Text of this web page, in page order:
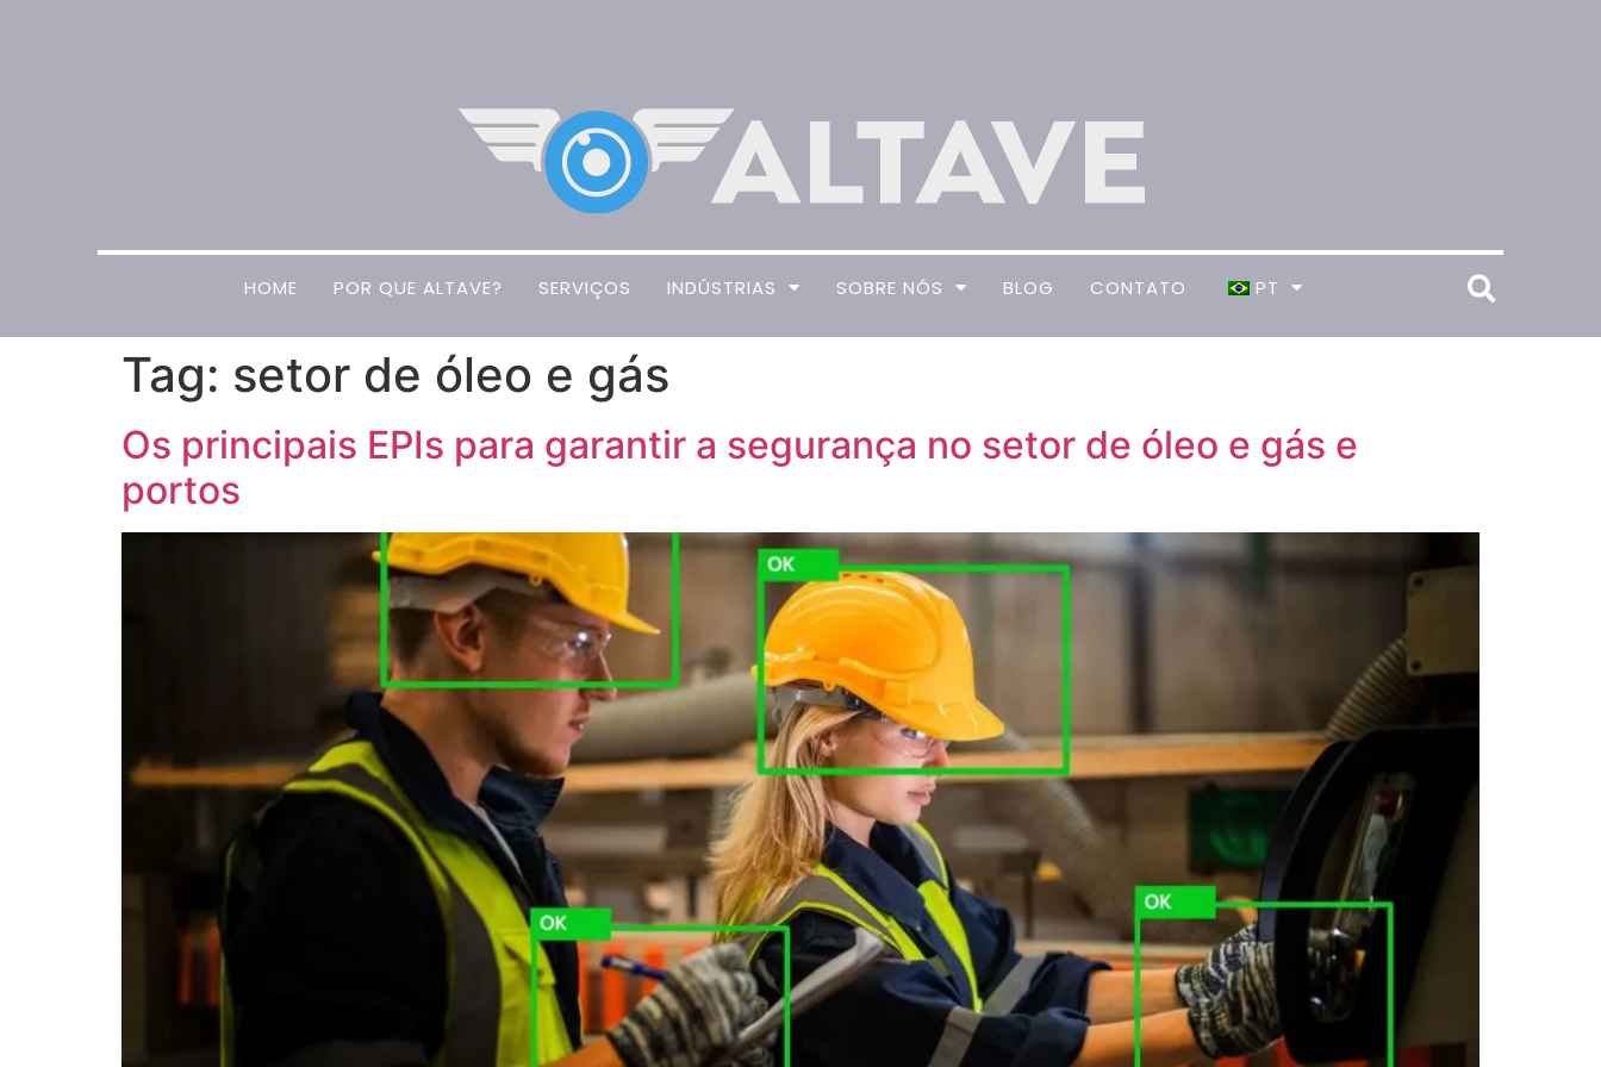
HOME POR QUE ALTAVE? SERVIÇOS INDÚSTRIAS SOBRE NÓS BLOG CONTATO PT
Tag: setor de óleo e gás
Os principais EPIs para garantir a segurança no setor de óleo e gás e
portos